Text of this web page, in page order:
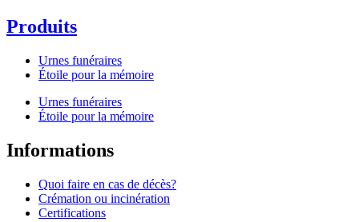
Produits
Urnes funéraires
Étoile pour la mémoire
Urnes funéraires
Étoile pour la mémoire
Informations
Quoi faire en cas de décès?
Crémation ou incinération
Certifications